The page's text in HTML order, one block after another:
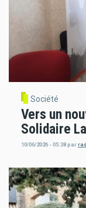
Société
Vers un
Solidaire
10/06/2026 - 05:38par